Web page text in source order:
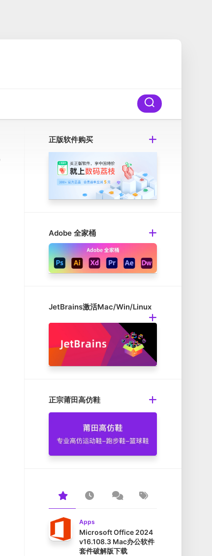
正版软件购买
Adobe 全家桶
JetBrains激活Mac/Win/Linux
正宗莆田高仿鞋
Apps
Microsoft Office 2024
v16.108.3 Mac办公软件
套件破解版下载